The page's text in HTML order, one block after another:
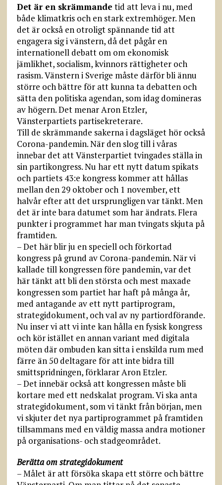
Det är en skrämmande tid att leva i nu, med
både klimatkris och en stark extremhöger. Men
det är också en otroligt spännande tid att
engagera sig i vänstern, då det pågår en
internationell debatt om om ekonomisk
jämlikhet, socialism, kvinnors rättigheter och
rasism. Vänstern i Sverige måste därför bli ännu
större och bättre för att kunna ta debatten och
sätta den politiska agendan, som idag domineras
av högern. Det menar Aron Etzler,
Vänsterpartiets partisekreterare.
Till de skrämmande sakerna i dagsläget hör också
Corona-pandemin. När den slog till i våras
innebar det att Vänsterpartiet tvingades ställa in
sin partikongress. Nu har ett nytt datum spikats
och partiets 43:e kongress kommer att hållas
mellan den 29 oktober och 1 november, ett
halvår efter att det ursprungligen var tänkt. Men
det är inte bara datumet som har ändrats. Flera
punkter i programmet har man tvingats skjuta på
framtiden.
– Det här blir ju en speciell och förkortad
kongress på grund av Corona-pandemin. När vi
kallade till kongressen före pandemin, var det
här tänkt att bli den största och mest maxade
kongressen som partiet har haft på många år,
med antagande av ett nytt partiprogram,
strategidokument, och val av ny partiordförande.
Nu inser vi att vi inte kan hålla en fysisk kongress
och kör istället en annan variant med digitala
möten där ombuden kan sitta i enskilda rum med
färre än 50 deltagare för att inte bidra till
smittspridningen, förklarar Aron Etzler.
– Det innebär också att kongressen måste bli
kortare med ett nedskalat program. Vi ska anta
strategidokument, som vi tänkt från början, men
vi skjuter det nya partiprogrammet på framtiden
tillsammans med en väldig massa andra motioner
på organisations- och stadgeområdet.
Berätta om strategidokument
– Målet är att försöka skapa ett större och bättre